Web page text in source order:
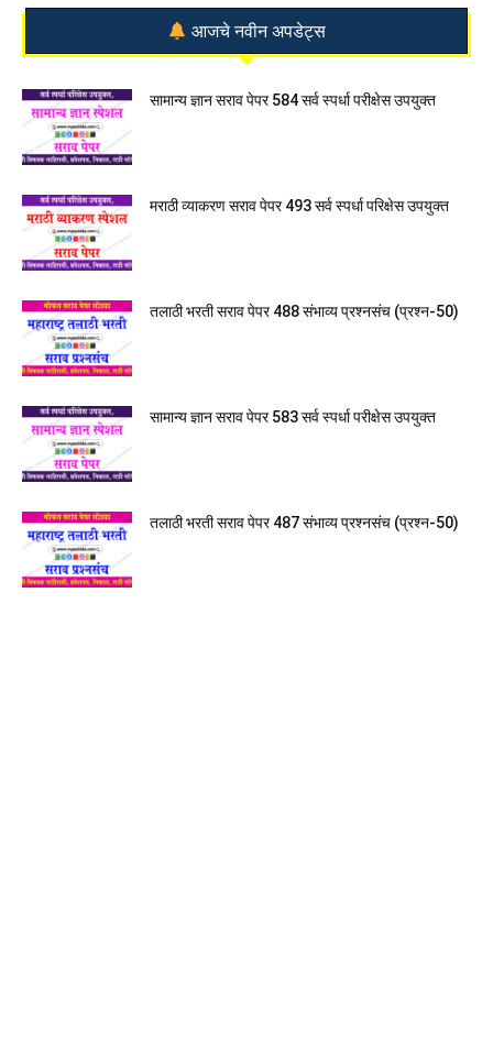
आजचे नवीन अपडेट्स
सामान्य ज्ञान सराव पेपर 584 सर्व स्पर्धा परीक्षेस उपयुक्त
मराठी व्याकरण सराव पेपर 493 सर्व स्पर्धा परिक्षेस उपयुक्त
तलाठी भरती सराव पेपर 488 संभाव्य प्रश्नसंच (प्रश्न-50)
सामान्य ज्ञान सराव पेपर 583 सर्व स्पर्धा परीक्षेस उपयुक्त
तलाठी भरती सराव पेपर 487 संभाव्य प्रश्नसंच (प्रश्न-50)